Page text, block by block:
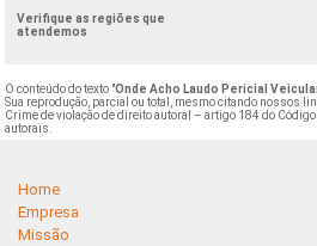
Verifique as regiões que
atendemos
O conteúdo do texto "Onde Acho Laudo Pericial
Sua reprodução, parcial ou total, mesmo citando nossos
Crime de violação de direito autoral – artigo 184 do Código
autorais
Home
Empresa
Missão